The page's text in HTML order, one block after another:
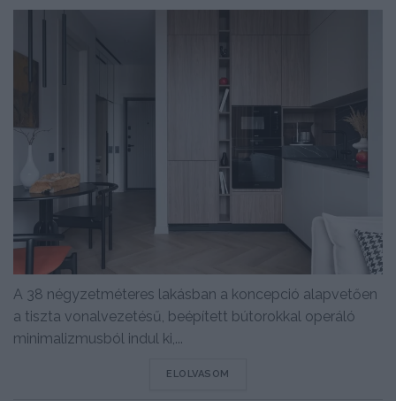
A 38 négyzetméteres lakásban a koncepció alapvetően
a tiszta vonalvezetésű, beépített bútorokkal operáló
minimalizmusból indul ki,...
ELOLVASOM